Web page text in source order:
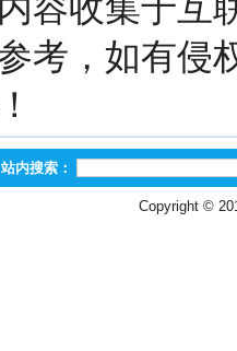
容收集于互
考，如有侵
站内搜索：
Copyright ©